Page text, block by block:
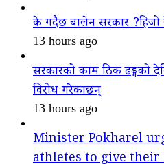
के गदैैछ बालेन सरकार
13 hours ago
सरकारको काम ठिक ढङ्गको
विरोध गरेकाछन्
13 hours ago
Minister Pokharel
athletes to give their